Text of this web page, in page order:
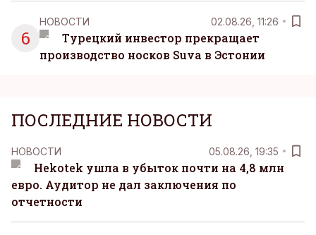
6
НОВОСТИ 02.08.26, 11:26
Турецкий инвестор прекращает
производство носков Suva в Эстонии
ПОСЛЕДНИЕ НОВОСТИ
НОВОСТИ 05.08.26, 19:35
Hekotek ушла в убыток почти на 4,8 млн
евро. Аудитор не дал заключения по
отчетности